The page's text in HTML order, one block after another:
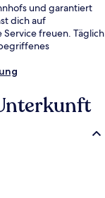
und garantiert
dich auf
freuen. Täglich